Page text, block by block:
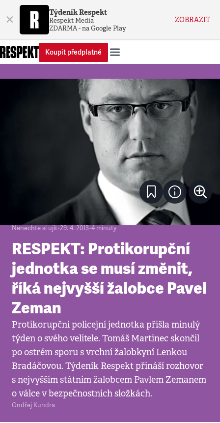
× Týdeník Respekt
Respekt Media
ZDARMA - na Google Play
ZOBRAZIT
Koupit předplatné
Nenechte si ujít•29. 4. 2013•4 minuty
RESPEKT: Protikorupční
jednotka se musí změnit,
říká nejvyšší žalobce Pavel
Zeman
Protikorupční policejní jednotka přišla minulý
týden o svého velitele. Tomáš Martinec skončil
po ostrém sporu s vrchní žalobkyní Lenkou
Bradáčovou. Týdeník Respekt přináší rozhovor
s nejvyšším státním žalobcem Pavlem Zemanem
o válce v bezpečnostních složkách.
Ondřej Kundra